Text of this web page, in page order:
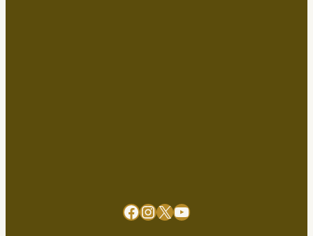
Facebook
Instagram
X YouTube